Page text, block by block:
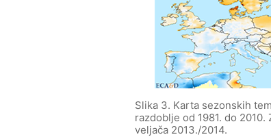
Slika 3. Karta sezonskih
razdoblje od 1981. do
veljača 2013./2014.